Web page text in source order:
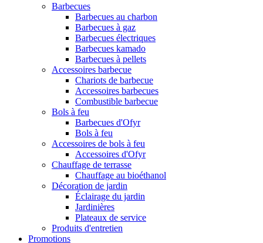
Barbecues
Barbecues au charbon
Barbecues à gaz
Barbecues électriques
Barbecues kamado
Barbecues à pellets
Accessoires barbecue
Chariots de barbecue
Accessoires barbecues
Combustible barbecue
Bols à feu
Barbecues d'Ofyr
Bols à feu
Accessoires de bols à feu
Accessoires d'Ofyr
Chauffage de terrasse
Chauffage au bioéthanol
Décoration de jardin
Éclairage du jardin
Jardinières
Plateaux de service
Produits d'entretien
Promotions